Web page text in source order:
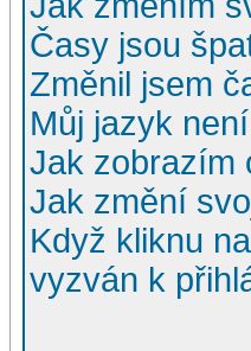
Časy jsou
Změnil jsem
Můj jazyk
Jak zobrazím
Jak změní
Když kliknu
vyzván k